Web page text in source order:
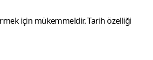
için mükemmeldir. Tarih özelliği